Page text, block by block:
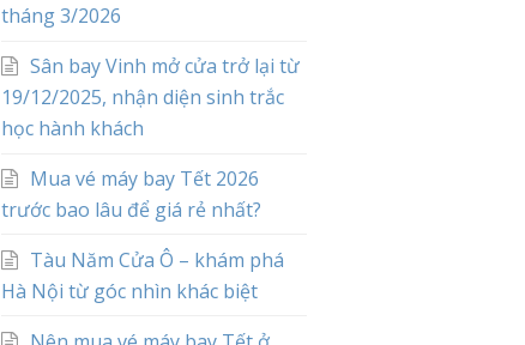
tháng 3/2026
Sân bay Vinh mở cửa trở lại từ
19/12/2025, nhận diện sinh trắc
học hành khách
Mua vé máy bay Tết 2026
trước bao lâu để giá rẻ nhất?
Tàu Năm Cửa Ô – khám phá
Hà Nội từ góc nhìn khác biệt